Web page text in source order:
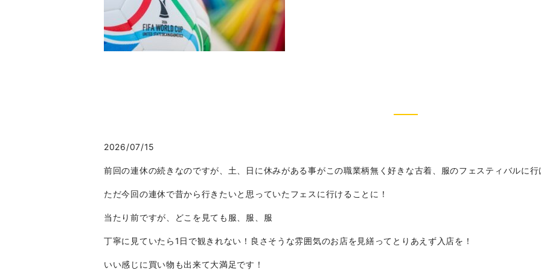
2026/07/15
前回の連休の続きなのですが、土、日に休みがある事がこの職業柄無く好きな古着、服のフェスティバルに行
ただ今回の連休で昔から行きたいと思っていたフェスに行けることに！
当たり前ですが、どこを見ても服、服、服
丁寧に見ていたら1日で観きれない！良さそうな雰囲気のお店を見繕ってとりあえず入店を！
いい感じに買い物も出来て大満足です！